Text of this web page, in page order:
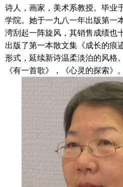
诗人，画家，美术系教授。毕业
学院。她于一九八一年出版第一
湾刮起一阵旋风，其销售成绩也
出版了第一本散文集《成长的痕
形式，延续新诗温柔淡泊的风格
《有一首歌》，《心灵的探索》。